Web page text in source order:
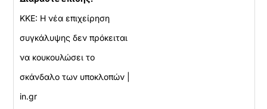
KKE: Η νέα επιχείρηση
συγκάλυψης δεν πρόκειται
να κουκουλώσει το
σκάνδαλο των υποκλοπών |
in.gr